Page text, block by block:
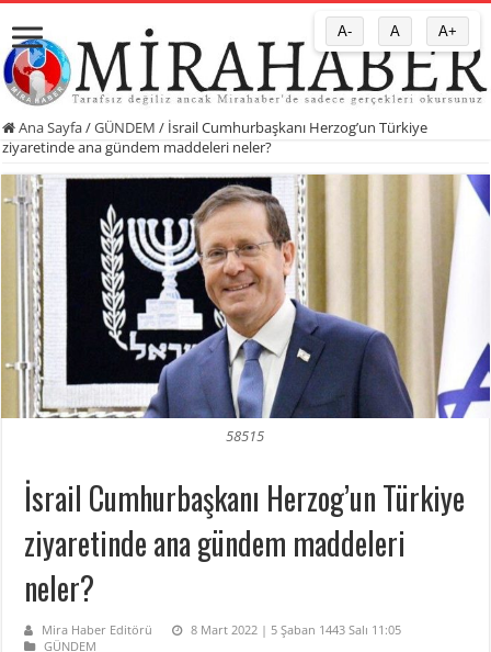
Ana Sayfa/GÜNDEM / İsrail Cumhurbaşkanı Herzog’un Türkiye
ziyaretinde ana gündem maddeleri neler?
58515
İsrail Cumhurbaşkanı Herzog’un Türkiye
ziyaretinde ana gündem maddeleri
neler?
Mira Haber Editörü
8 Mart 2022 | 5 Şaban 1443 Salı 11:05
GÜNDEM
A- A A+